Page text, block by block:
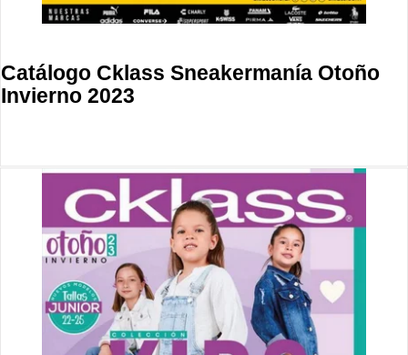
Catálogo Cklass Sneakermanía Otoño
Invierno 2023